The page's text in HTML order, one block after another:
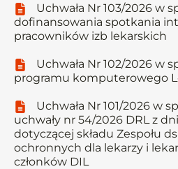
Uchwała Nr 103/2026 w
dofinansowania spotkania
pracowników izb lekarskich
Uchwała Nr 102/2026 w
programu komputerowego
Uchwała Nr 101/2026 w
uchwały nr 54/2026 DRL z
dotyczącej składu Zespołu
ochronnych dla lekarzy i
członków DIL